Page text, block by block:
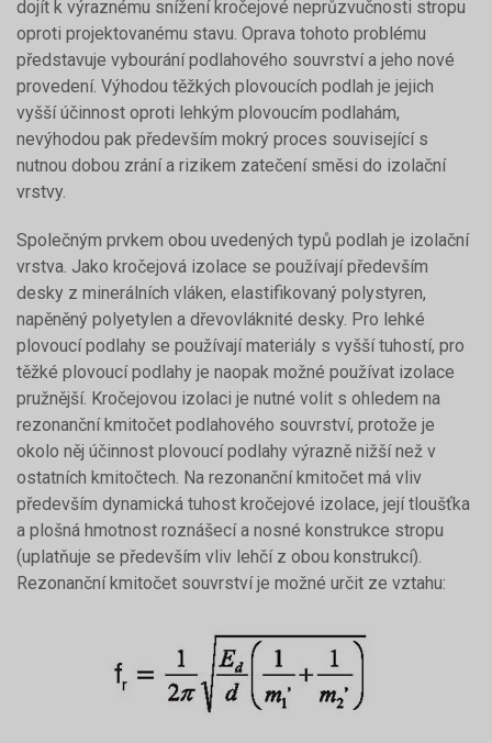
dojít k výraznému snížení kročejové neprůzvučnosti stropu
oproti projektovanému stavu. Oprava tohoto problému
představuje vybourání podlahového souvrství a jeho nové
provedení. Výhodou těžkých plovoucích podlah je jejich
vyšší účinnost oproti lehkým plovoucím podlahám,
nevýhodou pak především mokrý proces související s
nutnou dobou zrání a rizikem zatečení směsi do izolační
vrstvy.
Společným prvkem obou uvedených typů podlah je izolační
vrstva. Jako kročejová izolace se používají především
desky z minerálních vláken, elastifikovaný polystyren,
napěněný polyetylen a dřevovláknité desky. Pro lehké
plovoucí podlahy se používají materiály s vyšší tuhostí, pro
těžké plovoucí podlahy je naopak možné používat izolace
pružnější. Kročejovou izolaci je nutné volit s ohledem na
rezonanční kmitočet podlahového souvrství, protože je
okolo něj účinnost plovoucí podlahy výrazně nižší než v
ostatních kmitočtech. Na rezonanční kmitočet má vliv
především dynamická tuhost kročejové izolace, její tloušťka
a plošná hmotnost roznášecí a nosné konstrukce stropu
(uplatňuje se především vliv lehčí z obou konstrukcí).
Rezonanční kmitočet souvrství je možné určit ze vztahu: